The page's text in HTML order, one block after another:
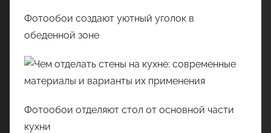
Фотообои создают уютный уголок в
обеденной зоне
Фотообои отделяют стол от основной части
кухни